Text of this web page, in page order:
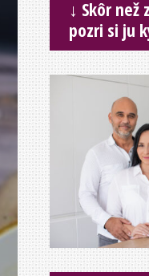
↓ Skôr
pozri si ju